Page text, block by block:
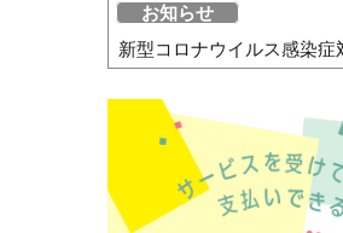
お知らせ
新型コロナウイルス感染症